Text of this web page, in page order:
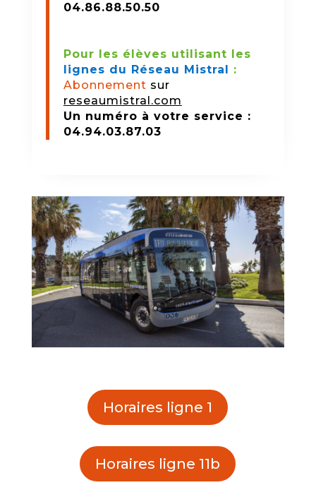
04.86.88.50.50
Pour les élèves utilisant les
lignes du Réseau Mistral
:
Abonnement sur
reseaumistral.com
Un numéro à votre service :
04.94.03.87.03
Horaires ligne 1
Horaires ligne 11b